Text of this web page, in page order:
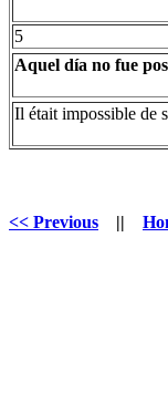
5
Aquel día no fue
Il était impossible de
<< Previous ||